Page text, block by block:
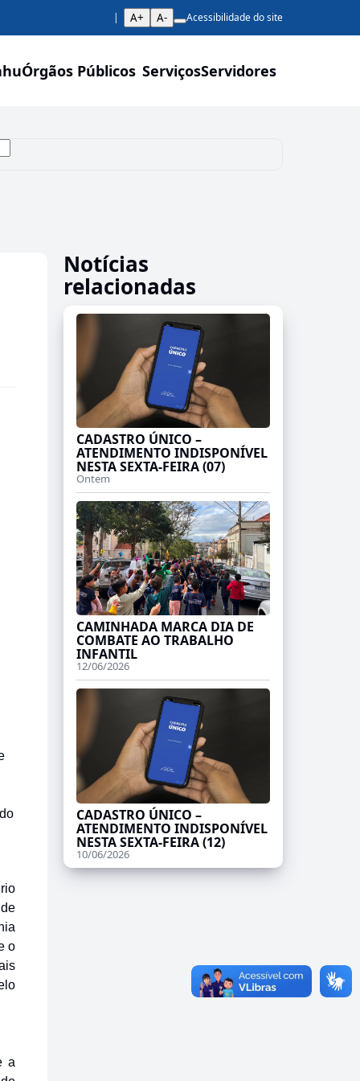
A+ A- Acessibilidade do site
Órgãos Públicos ServiçosServidores
o
a
Notícias
relacionadas
CADASTRO ÚNICO –
ATENDIMENTO INDISPONÍVEL
NESTA SEXTA-FEIRA (07)
Ontem
CAMINHADA MARCA DIA DE
COMBATE AO TRABALHO
INFANTIL
12/06/2026
CADASTRO ÚNICO –
ATENDIMENTO INDISPONÍVEL
NESTA SEXTA-FEIRA (12)
10/06/2026